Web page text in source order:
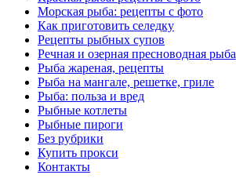
Морская рыба: рецепты с фото
Как приготовить селедку
Рецепты рыбных супов
Речная и озерная пресноводная рыба
Рыба жареная, рецепты
Рыба на мангале, решетке, гриле
Рыба: польза и вред
Рыбные котлеты
Рыбные пироги
Без рубрики
Купить прокси
Контакты